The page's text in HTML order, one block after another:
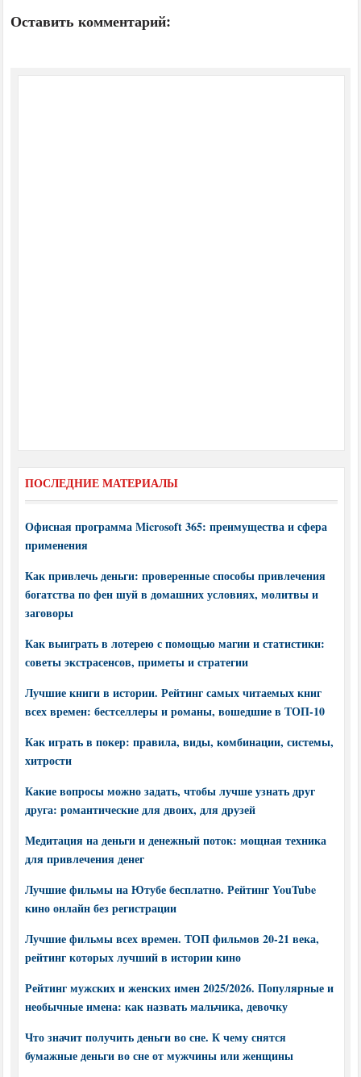
Оставить комментарий:
ПОСЛЕДНИЕ МАТЕРИАЛЫ
Офисная программа Microsoft 365: преимущества и сфера
применения
Как привлечь деньги: проверенные способы привлечения
богатства по фен шуй в домашних условиях, молитвы и
заговоры
Как выиграть в лотерею с помощью магии и статистики:
советы экстрасенсов, приметы и стратегии
Лучшие книги в истории. Рейтинг самых читаемых книг
всех времен: бестселлеры и романы, вошедшие в ТОП-10
Как играть в покер: правила, виды, комбинации, системы,
хитрости
Какие вопросы можно задать, чтобы лучше узнать друг
друга: романтические для двоих, для друзей
Медитация на деньги и денежный поток: мощная техника
для привлечения денег
Лучшие фильмы на Ютубе бесплатно. Рейтинг YouTube
кино онлайн без регистрации
Лучшие фильмы всех времен. ТОП фильмов 20-21 века,
рейтинг которых лучший в истории кино
Рейтинг мужских и женских имен 2025/2026. Популярные и
необычные имена: как назвать мальчика, девочку
Что значит получить деньги во сне. К чему снятся
бумажные деньги во сне от мужчины или женщины